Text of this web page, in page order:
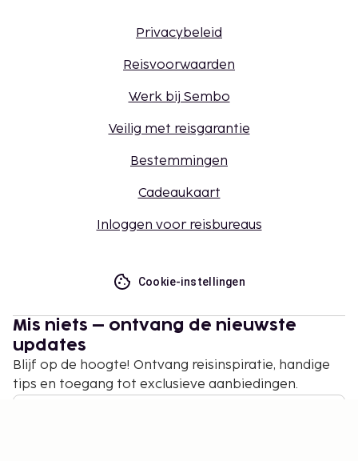
Privacybeleid
Reisvoorwaarden
Werk bij Sembo
Veilig met reisgarantie
Bestemmingen
Cadeaukaart
Inloggen voor reisbureaus
Cookie-instellingen
Mis niets – ontvang de nieuwste
updates
Blijf op de hoogte! Ontvang reisinspiratie, handige
tips en toegang tot exclusieve aanbiedingen.